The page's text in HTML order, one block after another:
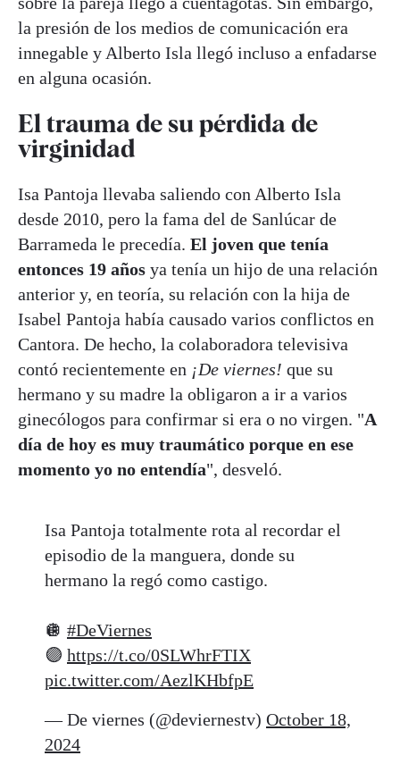
la presión de los medios de comunicación era
innegable y Alberto Isla llegó incluso a enfadarse
en alguna ocasión.
El trauma de su pérdida de
virginidad
Isa Pantoja llevaba saliendo con Alberto Isla
desde 2010, pero la fama del de Sanlúcar de
Barrameda le precedía. El joven que tenía
entonces 19 años ya tenía un hijo de una relación
anterior y, en teoría, su relación con la hija de
Isabel Pantoja había causado varios conflictos en
Cantora. De hecho, la colaboradora televisiva
contó recientemente en ¡De viernes! que su
hermano y su madre la obligaron a ir a varios
ginecólogos para confirmar si era o no virgen. "A
día de hoy es muy traumático porque en ese
momento yo no entendía", desveló.
Isa Pantoja totalmente rota al recordar el
episodio de la manguera, donde su
hermano la regó como castigo.
🪩 #DeViernes
🟣 https://t.co/0SLWhrFTIX
pic.twitter.com/AezlKHbfpE
— De viernes (@deviernestv) October 18,
2024